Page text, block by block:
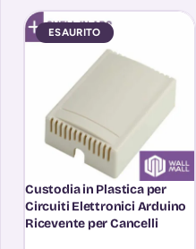
ESAURITO
Custodia in Plastica per
Circuiti Elettronici Arduino
Ricevente per Cancelli